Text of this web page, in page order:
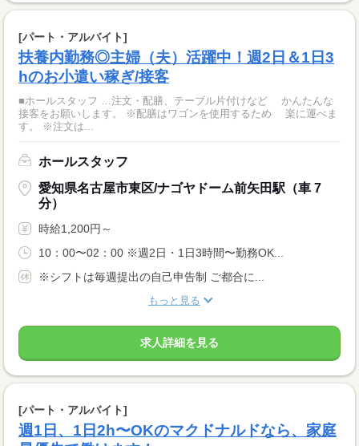
[パート・アルバイト]
扶養内勤務◎主婦（夫）活躍中！週2日＆1日3
hのお小遣い稼ぎ/接客
■ホールスタッフ …注文・配膳、テーブル片付けなど かんたんな
接客をお願いします。 ※配膳はワゴンを使用するため 楽に運べま
す。 ※注文は...
ホールスタッフ
愛知県名古屋市東区/ナゴヤドーム前矢田駅（車 7
分）
時給1,200円～
10：00〜02：00 ※週2日・1日3時間〜勤務OK...
※シフトは毎週提出の自己申告制 ご都合に...
もっと見る
求人詳細を見る
[パート・アルバイト]
週1日、1日2h〜OKのマクドナルドなら、家庭